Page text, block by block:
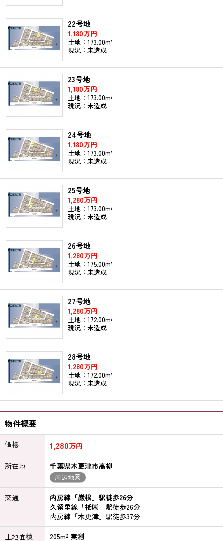
22号地
1,180万円
土地：173.00m²
現況：未造成
23号地
1,180万円
土地：173.00m²
現況：未造成
24号地
1,180万円
土地：173.00m²
現況：未造成
25号地
1,280万円
土地：173.00m²
現況：未造成
26号地
1,280万円
土地：175.00m²
現況：未造成
27号地
1,280万円
土地：172.00m²
現況：未造成
28号地
1,280万円
土地：172.00m²
現況：未造成
物件概要
価格 1,280万円
所在地
千葉県木更津市高柳
周辺地図
交通
内房線「巌根」駅徒歩26分
久留里線「祇園」駅徒歩26分
内房線「木更津」駅徒歩37分
土地面積
205m² 実測